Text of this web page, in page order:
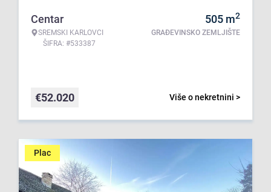
Centar
SREMSKI KARLOVCI
ŠIFRA: #533387
505 m2
GRAĐEVINSKO ZEMLJIŠTE
Više o nekretnini >
€52.020
Plac